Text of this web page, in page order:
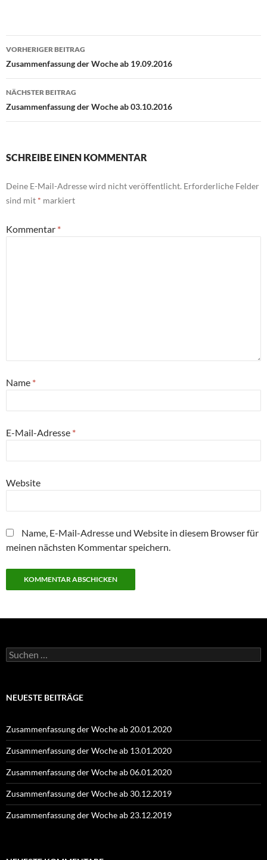
Beitragsnavigation
VORHERIGER BEITRAG
Zusammenfassung der Woche ab 19.09.2016
NÄCHSTER BEITRAG
Zusammenfassung der Woche ab 03.10.2016
SCHREIBE EINEN KOMMENTAR
Deine E-Mail-Adresse wird nicht veröffentlicht. Erforderliche Felder
sind mit * markiert
Kommentar *
Name *
E-Mail-Adresse *
Website
Name, E-Mail-Adresse und Website in diesem Browser für
meinen nächsten Kommentar speichern.
Suchen
nach:
NEUESTE BEITRÄGE
Zusammenfassung der Woche ab 20.01.2020
Zusammenfassung der Woche ab 13.01.2020
Zusammenfassung der Woche ab 06.01.2020
Zusammenfassung der Woche ab 30.12.2019
Zusammenfassung der Woche ab 23.12.2019